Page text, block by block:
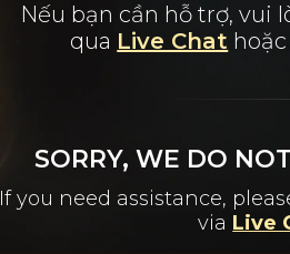
Nếu bạn cần hỗ trợ, vui
qua Live Chat
SORRY, WE DO
If you need assistance,
via Live